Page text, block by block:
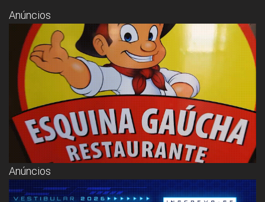
Assembleia
Legislativa,
Senado, São Paulo,
Rio de Janeiro,
Brasília, Nordeste,
Norte, Centro-
Oeste, Sul, Sudeste,
Gastronomia,
Vinhos, Bebidas,
Cervejas, Comida,
Receitas, Chef, RH,
Emprego,
Empreendedorismo,
Negócios,
Anúncios
Anúncios